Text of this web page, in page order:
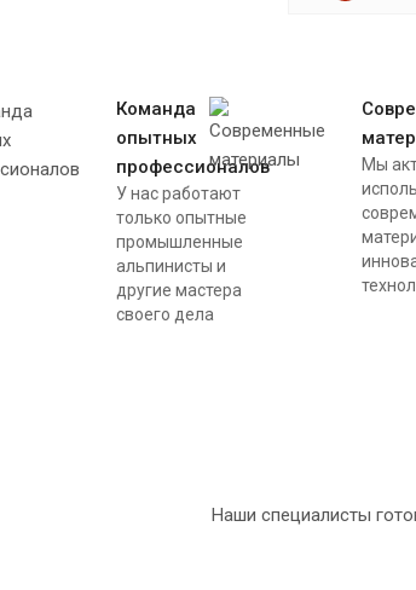
Команда
опытных
профессионалов
У нас работают
только опытные
промышленные
альпинисты и
другие мастера
своего дела
Мы
Наши специалисты